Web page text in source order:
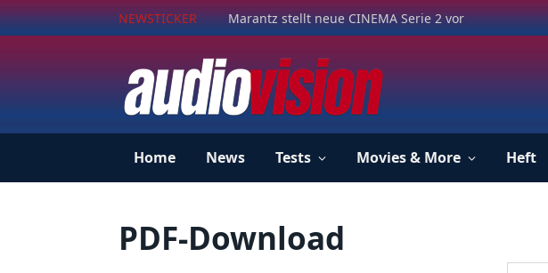
NEWSTICKER Marantz stellt neue CINEMA Serie 2 vor
Home News Tests Movies & More Heft
PDF-Download